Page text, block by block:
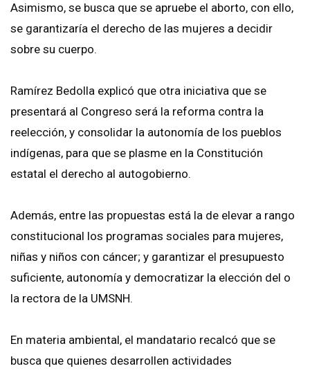
Asimismo, se busca que se apruebe el aborto, con ello,
se garantizaría el derecho de las mujeres a decidir
sobre su cuerpo.
Ramírez Bedolla explicó que otra iniciativa que se
presentará al Congreso será la reforma contra la
reelección, y consolidar la autonomía de los pueblos
indígenas, para que se plasme en la Constitución
estatal el derecho al autogobierno.
Además, entre las propuestas está la de elevar a rango
constitucional los programas sociales para mujeres,
niñas y niños con cáncer; y garantizar el presupuesto
suficiente, autonomía y democratizar la elección del o
la rectora de la UMSNH.
En materia ambiental, el mandatario recalcó que se
busca que quienes desarrollen actividades